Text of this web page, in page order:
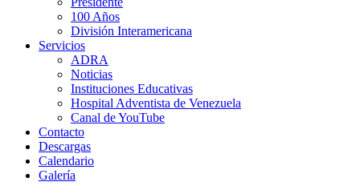
100 Años
División Interamericana
Servicios
ADRA
Noticias
Instituciones Educativas
Hospital Adventista de Venezuela
Canal de YouTube
Contacto
Descargas
Calendario
Galería